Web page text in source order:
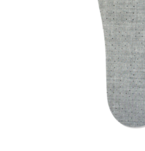
Oddychająca
Otwory we wkładce i
przepływ powietrza
Ochrona
Wysoki rant w przedniej
przed kolizją (uderzenie
Eco Filc twin